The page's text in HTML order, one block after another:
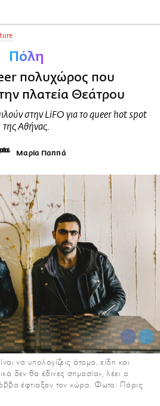
Πόλη
πολυχώρος που
πλατεία Θεάτρου
στην LiFO για το queer hot spot
της Αθήνας.
Μαρία Παππά
να υπολογίζεις άτομα, είδη και
δεν θα έδινες σημασία», λέει ο
έφτιαξαν τον χώρο. Φωτο: Πάρις